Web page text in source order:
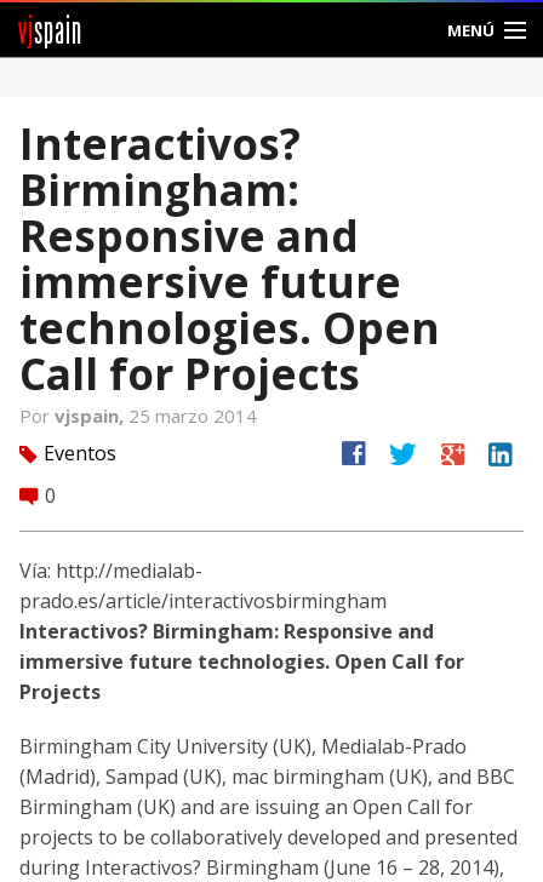
vjspain MENÚ
Foros
Noticias
Vjspain
Ayuda
Contacto
Crear Cuenta
Interactivos?
Birmingham:
Responsive and
immersive future
technologies. Open
Call for Projects
Por vjspain, 25 marzo 2014
tag Eventos
comment 0
facebook twitter google linkedin
Vía: http://medialab-
prado.es/article/interactivosbirmingham
Interactivos? Birmingham: Responsive and
immersive future technologies. Open Call for
Projects
Birmingham City University (UK), Medialab-Prado
(Madrid), Sampad (UK), mac birmingham (UK), and BBC
Birmingham (UK) and are issuing an Open Call for
projects to be collaboratively developed and presented
during Interactivos? Birmingham (June 16 – 28, 2014),